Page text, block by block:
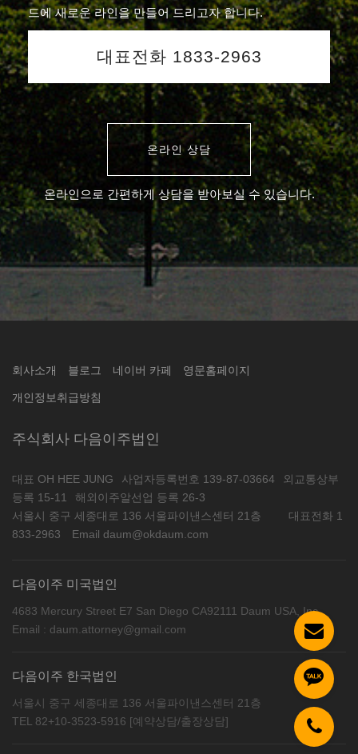
드에 새로운 라인을 만들어 드리고자 합니다.
대표전화 1833-2963
온라인 상담
온라인으로 간편하게 상담을 받아보실 수 있습니다.
회사소개 블로그 네이버 카페 영문홈페이지
개인정보취급방침
주식회사 다음이주법인
대표 OH HEE JUNG 사업자등록번호 139-87-03664
외교통상부
등록 15-11
해외이주알선업 등록 26-3
서울시 중구 세종대로 136 서울파이낸스센터 21층
대표전화 1
833-2963
Email daum@okdaum.com
다음이주 미국법인
4683 Mercury Street E7 San Diego CA92111 Daum USA, Inc
Email : daum.attorney@gmail.com
다음이주 한국법인
서울시 중구 세종대로 136 서울파이낸스센터 21층
TEL 82+10-3523-5916 [예약상담/출장상담]